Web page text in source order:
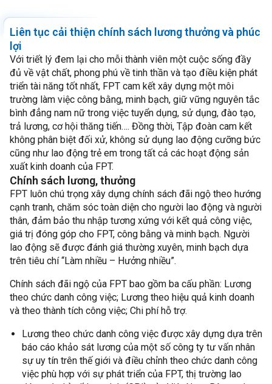
Liên tục cải thiện chính sách lương thưởng và phúc
lợi
Với triết lý đem lại cho mỗi thành viên một cuộc sống đầy
đủ về vật chất, phong phú về tinh thần và tạo điều kiện phát
triển tài năng tốt nhất, FPT cam kết xây dựng một môi
trường làm việc công bằng, minh bạch, giữ vững nguyên tắc
bình đẳng nam nữ trong việc tuyển dụng, sử dụng, đào tạo,
trả lương, cơ hội thăng tiến…. Đồng thời, Tập đoàn cam kết
không phân biệt đối xử, không sử dụng lao động cưỡng bức
cũng như lao động trẻ em trong tất cả các hoạt động sản
xuất kinh doanh của FPT.
Chính sách lương, thưởng
FPT luôn chú trọng xây dựng chính sách đãi ngộ theo hướng
cạnh tranh, chăm sóc toàn diện cho người lao động và người
thân, đảm bảo thu nhập tương xứng với kết quả công việc,
giá trị đóng góp cho FPT, công bằng và minh bạch. Người
lao động sẽ được đánh giá thường xuyên, minh bạch dựa
trên tiêu chí “Làm nhiều – Hưởng nhiều”.
Chính sách đãi ngộ của FPT bao gồm ba cấu phần: Lương
theo chức danh công việc; Lương theo hiệu quả kinh doanh
và theo thành tích công việc; Chi phí hỗ trợ.
Lương theo chức danh công việc được xây dựng dựa trên
báo cáo khảo sát lương của một số công ty tư vấn nhân
sự uy tín trên thế giới và điều chỉnh theo chức danh công
việc phù hợp với sự phát triển của FPT, thị trường lao